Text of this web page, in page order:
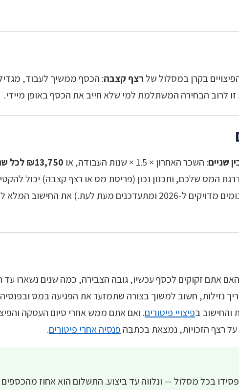
בקרן במסלול שלרצף קצבה: הכסף ממשיך לעבוד,
לרוב הבחירה המשתלמת למי שלא חייב את הכסף באופן מיידי.
שניים: השכר האחרון × 1.5 × שנות העבודה, או ₪13,750 לכל שנת עבודה
המס שלכם, ותכנון נכון (פריסת מס או רצף קצבה) יכול
— לא מול ביטוח לאומי. (הסכומים מדויקים ל-2026 ומתעדכנים מעת
אתם זקוקים לכסף עכשיו, גובה הצבירה, כמה שנים נשארו
נזילות, חשוב למשוך בצורה שתמזער את הפגיעה במס
והחישוב בפיצויי פיטורים. ואם אתם ממש אחרי סיום העסקה
רצף הזכויות, נמצאת בכתבה פנסיה אחרי פיטורים.
בכל מסלול — ונלווה עד ביצוע. התשלום הוא אחוז